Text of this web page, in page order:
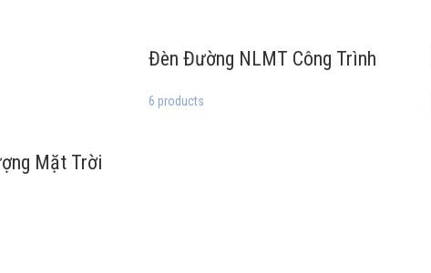
Đèn Đường NLMT Công Trình
6 products
Mặt Trời